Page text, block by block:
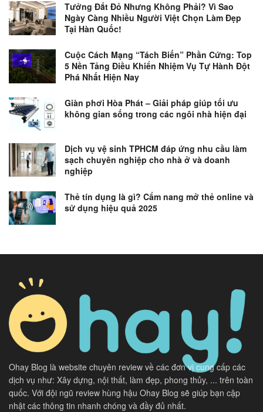
Tưởng Đắt Đỏ Nhưng Không Phải? Vì Sao
Ngày Càng Nhiều Người Việt Chọn Làm Đẹp
Tại Hàn Quốc!
Cuộc Cách Mạng “Tách Biến” Phần Cứng: Top
5 Nền Tảng Điều Khiển Nhiệm Vụ Tự Hành Đột
Phá Nhất Hiện Nay
Giàn phơi Hòa Phát – Giải pháp giúp tối ưu
không gian sống trong các ngôi nhà hiện đại
Dịch vụ vệ sinh TPHCM đáp ứng nhu cầu làm
sạch chuyên nghiệp cho nhà ở và doanh
nghiệp
Thẻ tín dụng là gì? Cẩm nang mở thẻ online và
sử dụng hiệu quả 2025
Ohay Blog là website chuyên review về các đơn vị cung cấp các
dịch vụ như: Xây dựng, nội thất, làm đẹp, phong thủy, ... trên toàn
quốc. Với đội ngũ review hùng hậu Ohay Blog sẽ giúp bạn cập
nhật các thông tin nhanh chóng và đầy đủ nhất.